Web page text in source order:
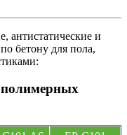
антистатические и
бетону для пола,